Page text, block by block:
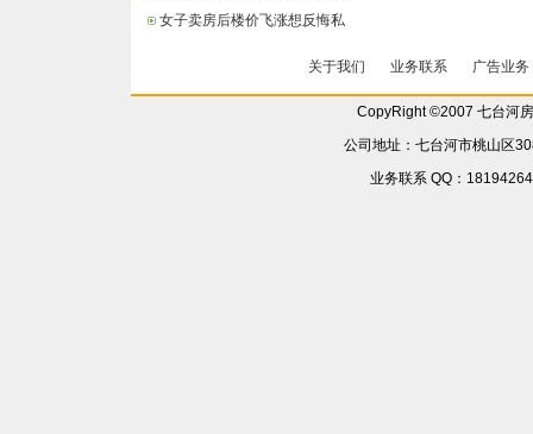
女子卖房后楼价飞涨想反悔私
关于我们 业务联系 广告业务
CopyRight ©2007 七台河
公司地址：七台河市桃山区
业务联系 QQ：